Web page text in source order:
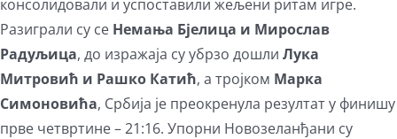
консолидовали и успоставили жељени ритам игре.
Разиграли су се Немања Бјелица и Мирослав
Радуљица, до изражаја су убрзо дошли Лука
Митровић и Рашко Катић, а тројком Марка
Симоновића, Србија је преокренула резултат у финишу
прве четвртине – 21:16. Упорни Новозеланђани су